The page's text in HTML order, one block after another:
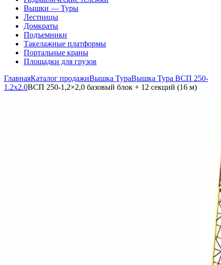
Вышки — Туры
Лестницы
Домкраты
Подъемники
Такелажные платформы
Портальные краны
Площадки для грузов
ГлавнаяКаталог продажиВышка ТураВышка Тура ВСП 250-
1.2x2.0ВСП 250-1,2×2,0 базовый блок + 12 секций (16 м)